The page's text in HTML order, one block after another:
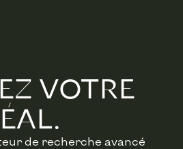
VOTRE
de recherche avancé